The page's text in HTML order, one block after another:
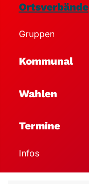
Ortsverbände
Gruppen
Kommunal
Wahlen
Termine
Infos